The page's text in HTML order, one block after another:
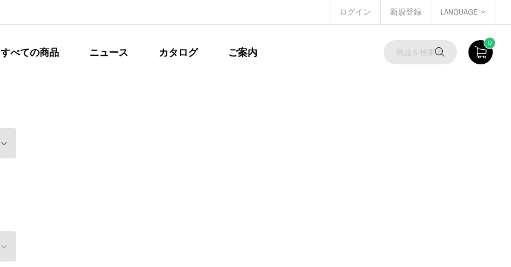
ログイン 新規登録 LANGUAGE
すべての商品 ニュース カタログ ご案内
0